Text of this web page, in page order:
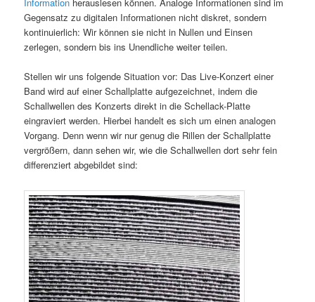
Gegensatz zu digitalen Informationen nicht diskret, sondern
kontinuierlich: Wir können sie nicht in Nullen und Einsen
zerlegen, sondern bis ins Unendliche weiter teilen.
Stellen wir uns folgende Situation vor: Das Live-Konzert einer
Band wird auf einer Schallplatte aufgezeichnet, indem die
Schallwellen des Konzerts direkt in die Schellack-Platte
eingraviert werden. Hierbei handelt es sich um einen analogen
Vorgang. Denn wenn wir nur genug die Rillen der Schallplatte
vergrößern, dann sehen wir, wie die Schallwellen dort sehr fein
differenziert abgebildet sind: